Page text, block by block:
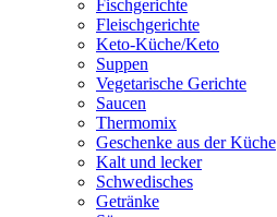
Fischgerichte
Fleischgerichte
Keto-Küche/Keto
Suppen
Vegetarische Gerichte
Saucen
Thermomix
Geschenke aus der Küche
Kalt und lecker
Schwedisches
Getränke